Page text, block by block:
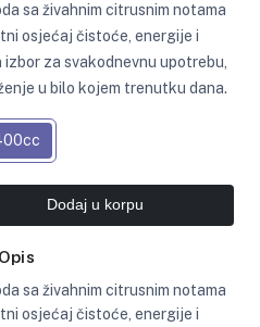
sa živahnim citrusnim notama
osjećaj čistoće, energije i
za svakodnevnu upotrebu,
u bilo kojem trenutku dana.
Dodaj u korpu
Opis
sa živahnim citrusnim notama
osjećaj čistoće, energije i